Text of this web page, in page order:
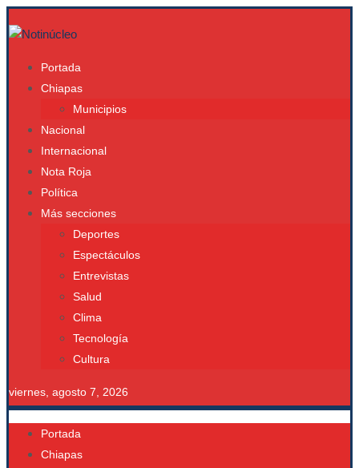
Portada
Chiapas
Municipios
Nacional
Internacional
Nota Roja
Política
Más secciones
Deportes
Espectáculos
Entrevistas
Salud
Clima
Tecnología
Cultura
viernes, agosto 7, 2026
Portada
Chiapas